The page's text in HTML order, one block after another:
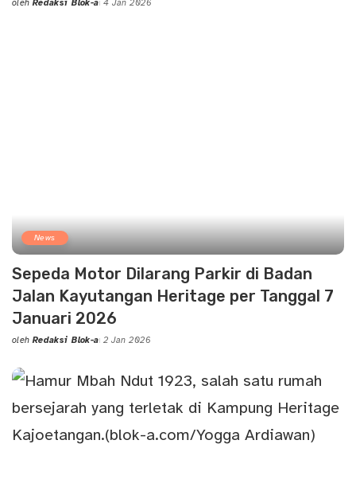
Posted
oleh Redaksi Blok-a 4 Jan 2026
News
Sepeda Motor Dilarang Parkir di Badan
Jalan Kayutangan Heritage per Tanggal 7
Januari 2026
Posted
oleh Redaksi Blok-a 2 Jan 2026